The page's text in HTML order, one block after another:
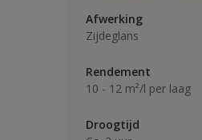
Afwerking
Zijdeglans
Rendement
10 - 12 m²/l per laag
Droogtijd